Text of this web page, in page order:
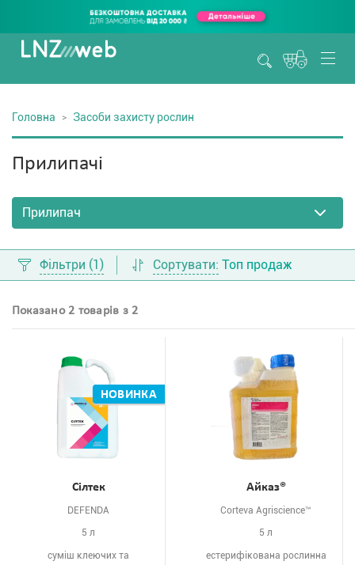
Головна Засоби захисту рослин
Прилипачі
Фільтри (1) Сортувати: Топ продаж
Показано 2 товарів з 2
Сілтек
НОВИНКА
DEFENDA
5 л
суміш клеючих та
Айказ®
Corteva Agriscience™
5 л
естерифікована рослинна